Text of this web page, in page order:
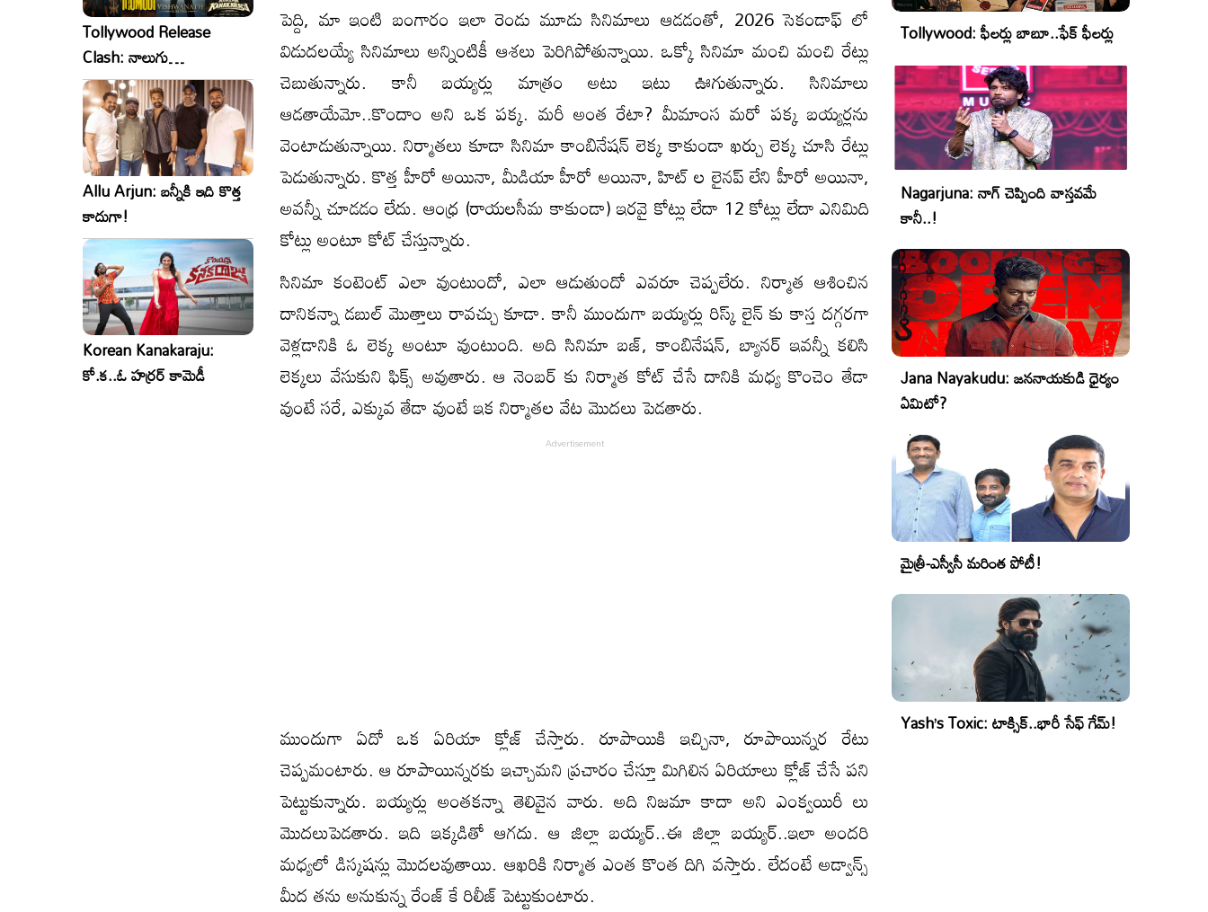
Tollywood Release
Clash: నాలుగు
సినిమాలు..ఒకేసారి..ఎందుకో?
Allu Arjun: బన్నీకి ఇది కొత్త
కాదుగా!
Korean Kanakaraju:
కో.క..ఓ హర్రర్ కామెడీ
పెద్ది, మా ఇంటి బంగారం ఇలా రెండు మూడు సినిమాలు ఆడడంతో, 2026 సెకండాఫ్ లో
విడుదలయ్యే సినిమాలు అన్నింటికీ ఆశలు పెరిగిపోతున్నాయి. ఒక్కో సినిమా మంచి మంచి రేట్లు
చెబుతున్నారు. కానీ బయ్యర్లు మాత్రం అటు ఇటు ఊగుతున్నారు. సినిమాలు
ఆడతాయేమో..కొందాం అని ఒక పక్క. మరీ అంత రేటా? మీమాంస మరో పక్క బయ్యర్లను
వెంటాడుతున్నాయి. నిర్మాతలు కూడా సినిమా కాంబినేషన్ లెక్క కాకుండా ఖర్చు లెక్క చూసి రేట్లు
పెడుతున్నారు. కొత్త హీరో అయినా, మీడియా హీరో అయినా, హిట్ ల లైనప్ లేని హీరో అయినా,
అవన్నీ చూడడం లేదు. ఆంధ్ర (రాయలసీమ కాకుండా) ఇరవై కోట్లు లేదా 12 కోట్లు లేదా ఎనిమిది
కోట్లు అంటూ కోట్ చేస్తున్నారు.
సినిమా కంటెంట్ ఎలా వుంటుందో, ఎలా ఆడుతుందో ఎవరూ చెప్పలేరు. నిర్మాత ఆశించిన
దానికన్నా డబుల్ మొత్తాలు రావచ్చు కూడా. కానీ ముందుగా బయ్యర్లు రిస్క్ లైన్ కు కాస్త దగ్గరగా
వెళ్లడానికి ఓ లెక్క అంటూ వుంటుంది. అది సినిమా బజ్, కాంబినేషన్, బ్యానర్ ఇవన్నీ కలిసి
లెక్కలు వేసుకుని ఫిక్స్ అవుతారు. ఆ నెంబర్ కు నిర్మాత కోట్ చేసే దానికి మధ్య కొంచెం తేడా
వుంటే సరే, ఎక్కువ తేడా వుంటే ఇక నిర్మాతల వేట మొదలు పెడతారు.
ముందుగా ఏదో ఒక ఏరియా క్లోజ్ చేస్తారు. రూపాయికి ఇచ్చినా, రూపాయిన్నర రేటు
చెప్పమంటారు. ఆ రూపాయిన్నరకు ఇచ్చామని ప్రచారం చేస్తూ మిగిలిన ఏరియాలు క్లోజ్ చేసే పని
పెట్టుకున్నారు. బయ్యర్లు అంతకన్నా తెలివైన వారు. అది నిజమా కాదా అని ఎంక్వయిరీ లు
మొదలుపెడతారు. ఇది ఇక్కడితో ఆగదు. ఆ జిల్లా బయ్యర్..ఈ జిల్లా బయ్యర్..ఇలా అందరి
మధ్యలో డిస్కషన్లు మొదలవుతాయి. ఆఖరికి నిర్మాత ఎంత కొంత దిగి వస్తారు. లేదంటే అడ్వాన్స్
మీద తను అనుకున్న రేంజ్ కే రిలీజ్ పెట్టుకుంటారు.
Tollywood: ఫీలర్లు బాబూ..ఫేక్ ఫీలర్లు
Nagarjuna: నాగ్ చెప్పింది వాస్తవమే
కానీ..!
Jana Nayakudu: జననాయకుడి ధైర్యం
ఏమిటో?
మైత్రీ-ఎస్వీసీ మరింత పోటీ!
Yash’s Toxic: టాక్సిక్..భారీ సేఫ్ గేమ్!